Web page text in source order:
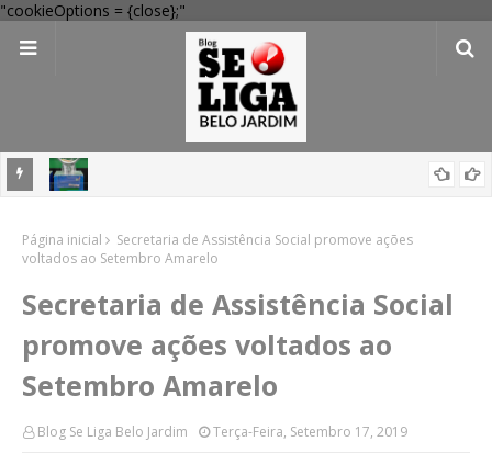
"cookieOptions = {close};"
confira resultados
Página inicial
Secretaria de Assistência Social promove ações
voltados ao Setembro Amarelo
Secretaria de Assistência Social
promove ações voltados ao
Setembro Amarelo
Blog Se Liga Belo Jardim Terça-Feira, Setembro 17, 2019